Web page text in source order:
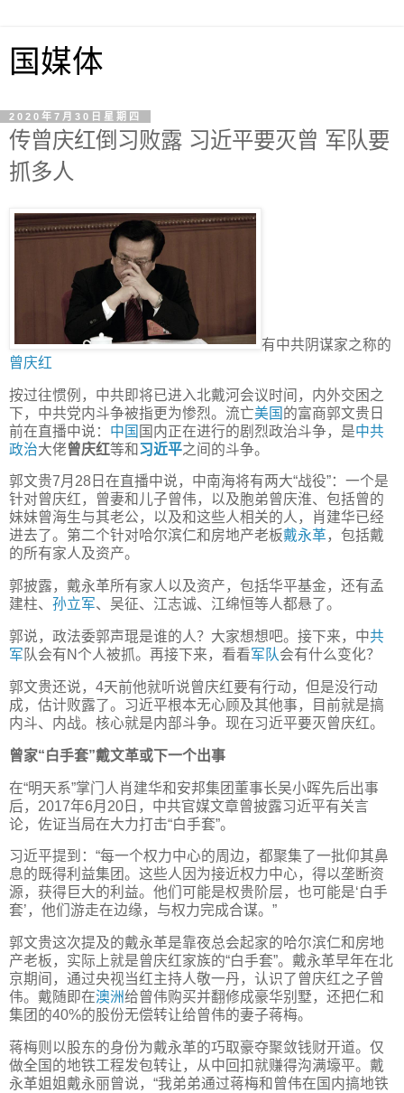
国媒体
2020年7月30日星期四
传曾庆红倒习败露 习近平要灭曾 军队要
抓多人
有中共阴谋家之称的
曾庆红
按过往惯例，中共即将已进入北戴河会议时间，内外交困之
下，中共党内斗争被指更为惨烈。流亡美国 的富商郭文贵日
前在直播中说： 中国 国内正在进行的剧烈政治斗争，是中共
政治大佬曾庆红等和 习近平之间的斗争。
郭文贵7月28日在直播中说，中南海将有两大“战役”：一个是
针对曾庆红，曾妻和儿子曾伟，以及胞弟曾庆淮、包括曾的
妹妹曾海生与其老公，以及和这些人相关的人，肖建华已经
进去了。第二个针对哈尔滨仁和房地产老板戴永革，包括戴
的所有家人及资产。
郭披露，戴永革所有家人以及资产，包括华平基金，还有孟
建柱、 孙立军、吴征、江志诚、江绵恒等人都悬了。
郭说，政法委郭声琨是谁的人？大家想想吧。接下来，中共
军 队会有N个人被抓。再接下来，看看军队会有什么变化？
郭文贵还说，4天前他就听说曾庆红要有行动，但是没行动
成，估计败露了。习近平根本无心顾及其他事，目前就是搞
内斗、内战。核心就是内部斗争。现在习近平要灭曾庆红。
曾家“白手套”戴文革或下一个出事
在“明天系”掌门人肖建华和安邦集团董事长吴小晖先后出事
后，2017年6月20日，中共官媒文章曾披露习近平有关言
论，佐证当局在大力打击“白手套”。
习近平提到：“每一个权力中心的周边，都聚集了一批仰其鼻
息的既得利益集团。这些人因为接近权力中心，得以垄断资
源，获得巨大的利益。他们可能是权贵阶层，也可能是‘白手
套’，他们游走在边缘，与权力完成合谋。”
郭文贵这次提及的戴永革是靠夜总会起家的哈尔滨仁和房地
产老板，实际上就是曾庆红家族的“白手套”。戴永革早年在北
京期间，通过央视当红主持人敬一丹，认识了曾庆红之子曾
伟。戴随即在澳洲给曾伟购买并翻修成豪华别墅，还把仁和
集团的40%的股份无偿转让给曾伟的妻子蒋梅。
蒋梅则以股东的身份为戴永革的巧取豪夺聚敛钱财开道。仅
做全国的地铁工程发包转让，从中回扣就赚得沟满壕平。戴
永革姐姐戴永丽曾说，“我弟弟通过蒋梅和曾伟在国内搞地铁